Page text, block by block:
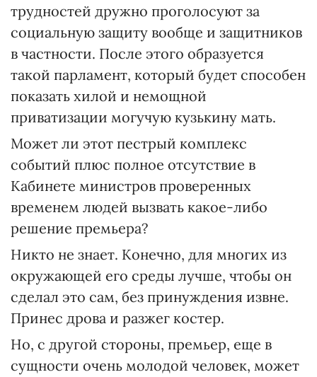
трудностей дружно проголосуют за
социальную защиту вообще и защитников
в частности. После этого образуется
такой парламент, который будет способен
показать хилой и немощной
приватизации могучую кузькину мать.
Может ли этот пестрый комплекс
событий плюс полное отсутствие в
Кабинете министров проверенных
временем людей вызвать какое-либо
решение премьера?
Никто не знает. Конечно, для многих из
окружающей его среды лучше, чтобы он
сделал это сам, без принуждения извне.
Принес дрова и разжег костер.
Но, с другой стороны, премьер, еще в
сущности очень молодой человек, может